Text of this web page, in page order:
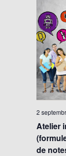
Atelier
de
2